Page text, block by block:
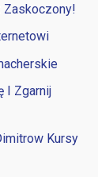
Zaskoczony!
I Zgarnij
Kursy